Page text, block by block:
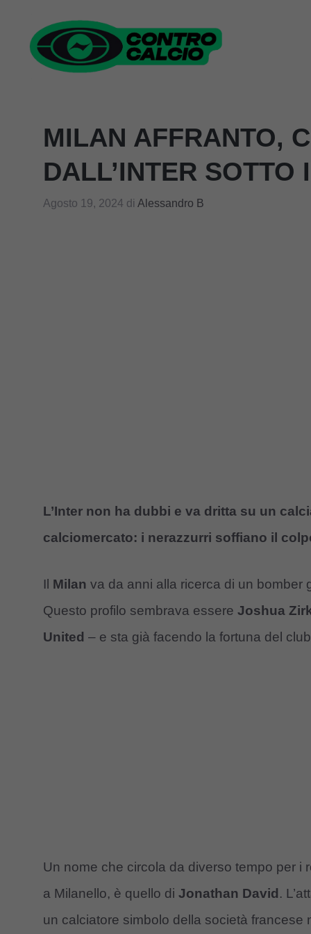
contenuto
MILAN AFFRANTO,
DALL’INTER SOTTO
Agosto 19, 2024 di Alessandro B
L’Inter non ha dubbi e va dritta su un
calciomercato: i nerazzurri soffiano il
Il Milan va da anni alla ricerca di un bomber
Questo profilo sembrava essere Joshua
United – e sta già facendo la fortuna del
Un nome che circola da diverso tempo per i
a Milanello, è quello di Jonathan David .
un calciatore simbolo della società francese